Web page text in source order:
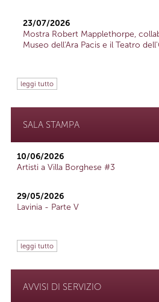
23/07/2026
Mostra Robert Mapplethorpe,
Museo dell'Ara Pacis e il Teatro
leggi tutto
SALA STAMPA
10/06/2026
Artisti a Villa Borghese #3
29/05/2026
Lavinia - Parte V
leggi tutto
AVVISI DI SERVIZIO